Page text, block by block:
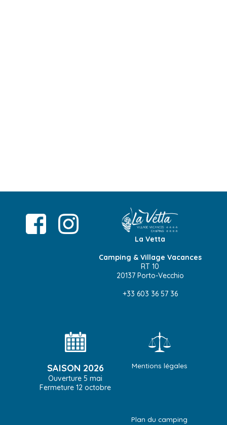
La Vetta
Camping & Village Vacances
RT 10
20137 Porto-Vecchio
+33 603 36 57 36
SAISON 2026
Ouverture 5 mai
Fermeture 12 octobre
Mentions légales
Plan du camping